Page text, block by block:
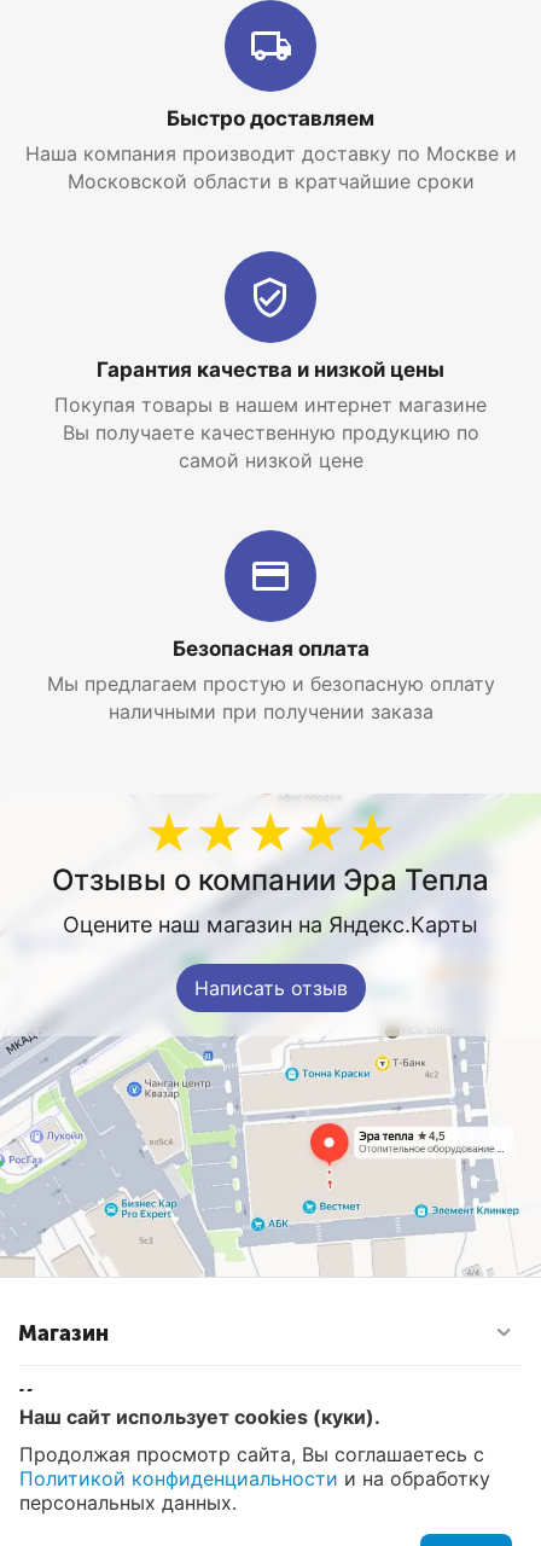
Быстро доставляем
Наша компания производит доставку по Москве и
Московской области в кратчайшие сроки
Гарантия качества и низкой цены
Покупая товары в нашем интернет магазине
Вы получаете качественную продукцию по
самой низкой цене
Безопасная оплата
Мы предлагаем простую и безопасную оплату
наличными при получении заказа
★★★★★
Отзывы о компании Эра Тепла
Оцените наш магазин на Яндекс.Карты
Написать отзыв
Магазин
Контакты
© 2008 - 2026 Эра Тепла. Интернет магазин отопительных
систем и водоснабжения в Москве
Наш сайт использует cookies (куки).
Продолжая просмотр сайта, Вы соглашаетесь с
Политикой конфиденциальности и на обработку
персональных данных.